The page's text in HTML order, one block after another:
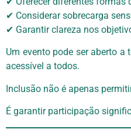
✔ Considerar sobrecarga
✔ Garantir clareza nos
Um evento pode ser aberto
acessível a todos.
Inclusão não é apenas
É garantir participação